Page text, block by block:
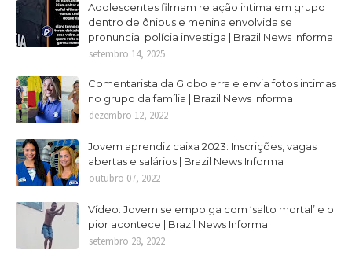
Adolescentes filmam relação intima em grupo
dentro de ônibus e menina envolvida se
pronuncia; polícia investiga | Brazil News Informa
setembro 14, 2025
Comentarista da Globo erra e envia fotos intimas
no grupo da família | Brazil News Informa
dezembro 12, 2022
Jovem aprendiz caixa 2023: Inscrições, vagas
abertas e salários | Brazil News Informa
outubro 07, 2022
Vídeo: Jovem se empolga com ‘salto mortal’ e o
pior acontece | Brazil News Informa
setembro 28, 2022